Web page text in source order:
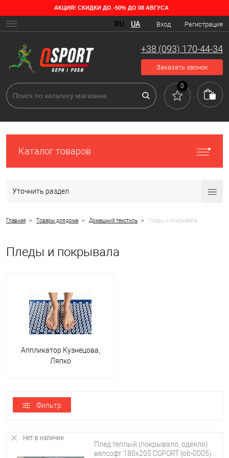
Какие бывают пледы и покрывала
Чтобы застелить кресло или диван, удобно использовать плед-
коврика на полу в детской комнате. Отталкиваясь от материала, из
которого его производят, можно выделить три основных вида
Синтетика, например акриловая ткань, полиэстеровая,
флисовая или микрофибра.
Комбинированные материалы. К натуральным тканям
добавляют синтетические нити.
В зависимости от размера изделия, существует взрослая,
подростковая и детская модели.Также они отличаются способом
вязаное;
тканое;
АКЦИЯ! СКИДКИ ДО -50% ДО 08 АВГУСА
Вход Регистрация
RU UA
+38 (093) 170-44-34
Заказать звонок
0
Каталог товаров
Уточнить раздел
Главная > Товары для дома > Домашний текстиль > Пледы и покрывала
Пледы и покрывала
Аппликатор Кузнецова,
Ляпко
Фильтр
Нет в наличии
Плед теплый (покрывало, одеяло)
велсофт 180х205 OSPORT (ob-0005)